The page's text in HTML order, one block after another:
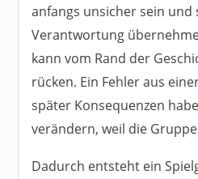
anfangs unsicher sein und
Verantwortung
kann vom Rand der
rücken. Ein Fehler aus
später Konsequenzen
verändern, weil die
Dadurch entsteht ein